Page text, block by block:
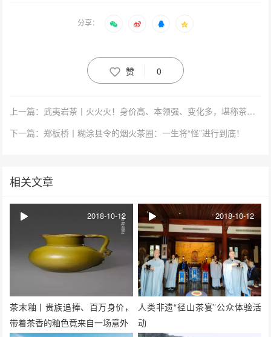
分享：
赞 0
上一篇：武夷岩茶丨火火火！身价高、本领强、变化多，堪称茶中“独孤九剑”！
下一篇：郑板桥丨糊涂县令的烟火茶圈：一生将“怪”进行到底！
相关文章
茶末釉丨贵族追捧、百万身价，
带着茶香的釉色竟来自一场意外
2018-10-12
人类非遗“径山茶宴”公众体验活
动
2018-10-12